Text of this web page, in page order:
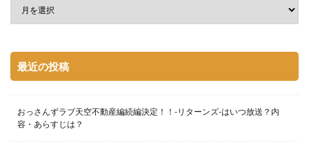
最近の投稿
おっさんずラブ天空不動産編続編決定！！-リターンズ-はいつ放送？内
容・あらすじは？